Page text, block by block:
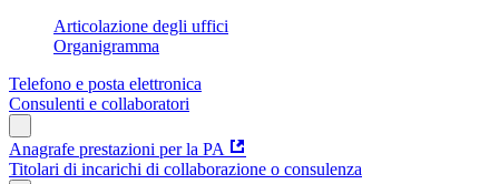
Articolazione degli uffici
Organigramma
Telefono e posta elettronica
Consulenti e collaboratori
Anagrafe prestazioni per la PA
Titolari di incarichi di collaborazione o consulenza